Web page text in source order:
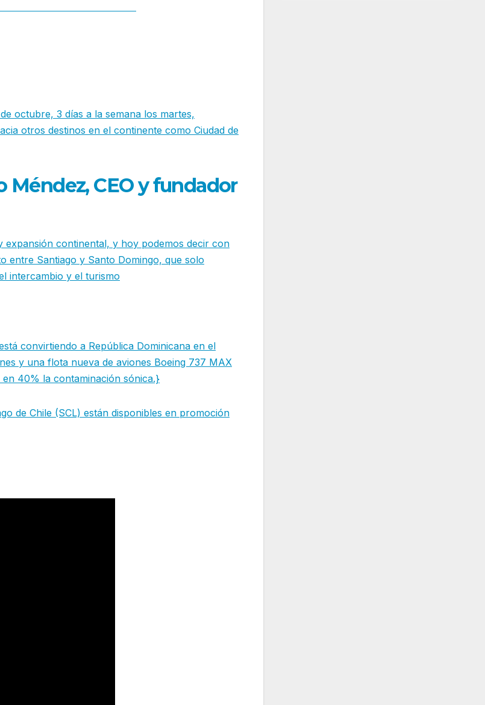
octubre, 3 días a la semana los martes,
otros destinos en el continente como Ciudad de
Méndez, CEO y fundador
expansión continental, y hoy podemos decir con
entre Santiago y Santo Domingo, que solo
intercambio y el turismo
convirtiendo a República Dominicana en el
y una flota nueva de aviones Boeing 737 MAX
40% la contaminación sónica.}
de Chile (SCL) están disponibles en promoción